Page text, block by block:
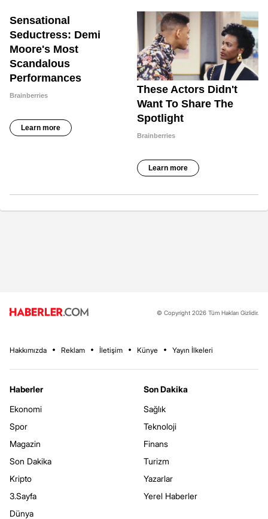
© Copyright 2026 Tüm Hakları Gizlidir.
Hakkımızda Reklam İletişim Künye Yayın İlkeleri
Haberler
Ekonomi
Spor
Magazin
Son Dakika
Kripto
3.Sayfa
Dünya
Son Dakika
Sağlık
Teknoloji
Finans
Turizm
Yazarlar
Yerel Haberler